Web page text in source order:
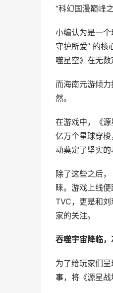
“科幻国漫巅峰之
小编认为是一个
守护所爱” 的核
噬星空》在无数
而海南元游倾
然。
在游戏中，《
亿万个星球穿
动奠定了坚实的
除了这些之后
睐。游戏上线
TVC，更是和
家的关注。
吞噬宇宙降临
为了给玩家们
事，将《源星